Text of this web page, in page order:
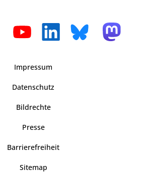
Impressum
Datenschutz
Bildrechte
Presse
Barrierefreiheit
Sitemap